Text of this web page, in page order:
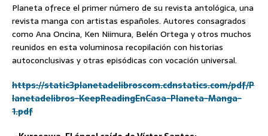
Planeta ofrece el primer número de su revista antológica, una
revista manga con artistas españoles. Autores consagrados
como Ana Oncina, Ken Niimura, Belén Ortega y otros muchos
reunidos en esta voluminosa recopilación con historias
autoconclusivas y otras episódicas con vocación universal.
https://static3planetadelibroscom.cdnstatics.com/pdf/P
lanetadelibros-KeepReadingEnCasa-Planeta-Manga-
1.pdf